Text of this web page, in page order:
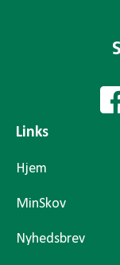
Links
Hjem
MinSkov
Nyhedsbrev